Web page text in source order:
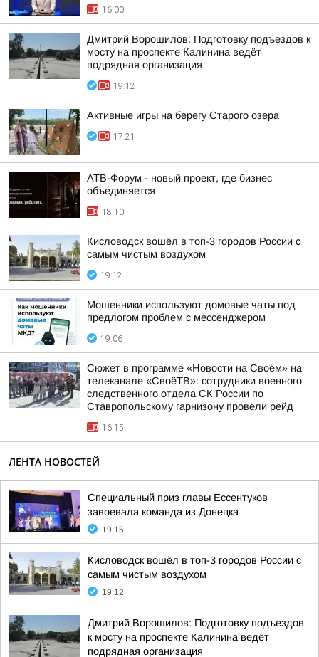
16:00
Дмитрий Ворошилов: Подготовку подъездов к
мосту на проспекте Калинина ведёт
подрядная организация
19:12
Активные игры на берегу Старого озера
17:21
АТВ-Форум - новый проект, где бизнес
объединяется
18:10
Кисловодск вошёл в топ-3 городов России с
самым чистым воздухом
19:12
Мошенники используют домовые чаты под
предлогом проблем с мессенджером
19:06
Сюжет в программе «Новости на Своём» на
телеканале «СвоёТВ»: сотрудники военного
следственного отдела СК России по
Ставропольскому гарнизону провели рейд
16:15
ЛЕНТА НОВОСТЕЙ
Специальный приз главы Ессентуков
завоевала команда из Донецка
19:15
Кисловодск вошёл в топ-3 городов России с
самым чистым воздухом
19:12
Дмитрий Ворошилов: Подготовку подъездов
к мосту на проспекте Калинина ведёт
подрядная организация